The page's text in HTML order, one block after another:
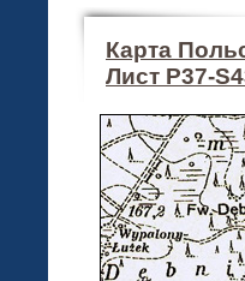
Карта
Лист P37-